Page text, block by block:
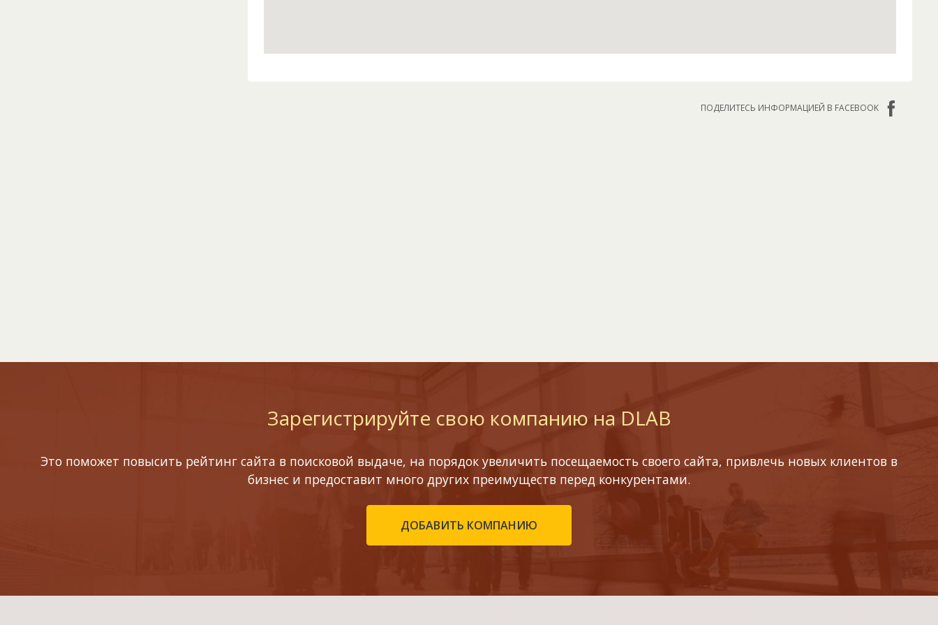
ПОДЕЛИТЕСЬ ИНФОРМАЦИЕЙ В FACEBOOK
Зарегистрируйте свою компанию на DLAB
Это поможет повысить рейтинг сайта в поисковой выдаче, на порядок увеличить посещаемость своего сайта, привлечь новых клиентов в
бизнес и предоставит много других преимуществ перед конкурентами.
ДОБАВИТЬ КОМПАНИЮ